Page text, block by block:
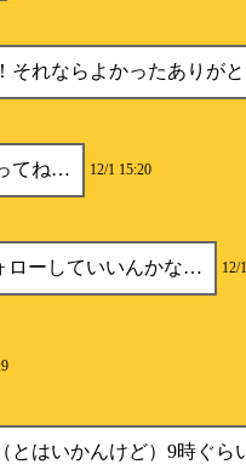
それならよかったありが
てね… 12/1 15:20
ローしていいんかな… 12/
とはいかんけど）9時ぐら